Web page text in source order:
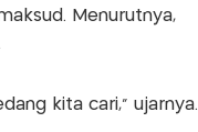
Menurutnya,
kita cari," ujarnya.